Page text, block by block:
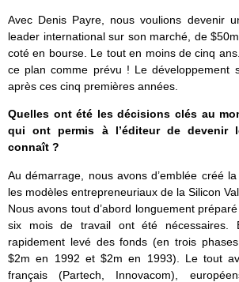
Avec Denis Payre, nous voulions devenir
leader international sur son marché, de
coté en bourse. Le tout en moins de cinq
ce plan comme prévu ! Le développement
après ces cinq premières années.
Quelles ont été les décisions clés au
qui ont permis à l’éditeur de devenir
connaît ?
Au démarrage, nous avons d’emblée créé
les modèles entrepreneuriaux de la Silicon
Nous avons tout d’abord longuement
six mois de travail ont été nécessaires.
rapidement levé des fonds (en trois
$2m en 1992 et $2m en 1993). Le tout
français (Partech, Innovacom),